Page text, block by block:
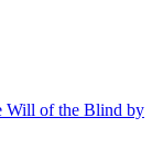
Will of the Blind by